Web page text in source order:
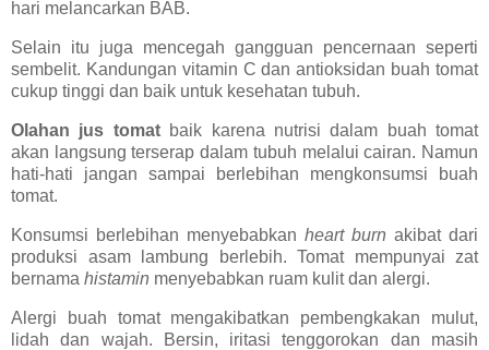
hari melancarkan BAB.
Selain itu juga mencegah gangguan pencernaan seperti
sembelit. Kandungan vitamin C dan antioksidan buah tomat
cukup tinggi dan baik untuk kesehatan tubuh.
Olahan jus tomatbaik karena nutrisi dalam buah tomat
akan langsung terserap dalam tubuh melalui cairan. Namun
hati-hati jangan sampai berlebihan mengkonsumsi buah
tomat.
Konsumsi berlebihan menyebabkan heart burn akibat dari
produksi asam lambung berlebih. Tomat mempunyai zat
bernama histamin menyebabkan ruam kulit dan alergi.
Alergi buah tomat mengakibatkan pembengkakan mulut,
lidah dan wajah. Bersin, iritasi tenggorokan dan masih